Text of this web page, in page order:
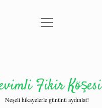
Gizlilik Politikası
menüyü
Fikir Köşesi
Neşeli hikayelerle gününü aydınlat!